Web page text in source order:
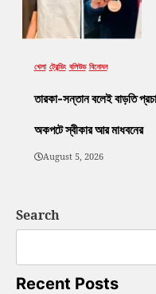
খেলা ট্রেন্ডিং বলিউড বিনোদন
তারকা-সন্তান বলেই বাড়তি
অকপটে স্বীকার আর মাধবনের
August 5, 2026
Search
Recent Posts